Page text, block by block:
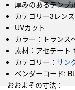
厚みのあるテンプ
カテゴリー3レンズ
UVカット
カラー：トランス
素材：アセテート
カテゴリー： サン
ベンダーコード:
おおよその寸法：